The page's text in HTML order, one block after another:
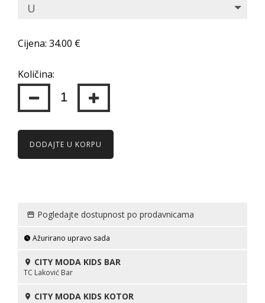
U
Cijena: 34.00 €
Količina:
DODAJTE U KORPU
Pogledajte dostupnost po prodavnicama
Ažurirano upravo sada
CITY MODA KIDS BAR
TC Laković Bar
CITY MODA KIDS KOTOR